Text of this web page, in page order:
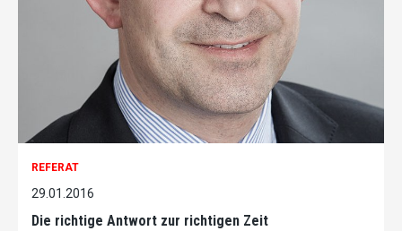
REFERAT
29.01.2016
Die richtige Antwort zur richtigen Zeit